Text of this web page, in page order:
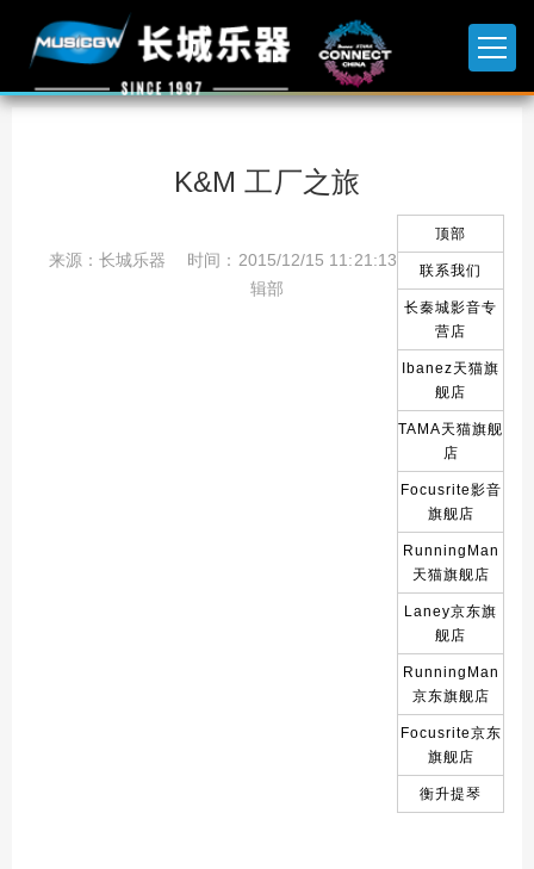
K&M 工厂之旅
来源：长城乐器 时间：2015/12/15 11:21:13 编辑：编
辑部
顶部
联系我们
长秦城影音专
营店
Ibanez天猫旗
舰店
TAMA天猫旗舰
店
Focusrite影音
旗舰店
RunningMan
天猫旗舰店
Laney京东旗
舰店
RunningMan
京东旗舰店
Focusrite京东
旗舰店
衡升提琴